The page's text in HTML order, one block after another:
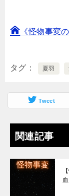
《怪物事変
タグ 夏羽
Tweet
関連記事